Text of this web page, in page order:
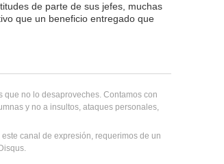
de parte de sus jefes, muchas
que un beneficio entregado que
que no lo desaproveches. Contamos con
y no a insultos, ataques personales,
canal de expresión, requerimos de un